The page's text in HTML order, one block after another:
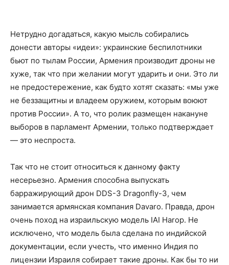
Нетрудно догадаться, какую мысль собирались
донести авторы «идеи»: украинские беспилотники
бьют по тылам России, Армения производит дроны не
хуже, так что при желании могут ударить и они. Это ли
не предостережение, как будто хотят сказать: «мы уже
не беззащитны и владеем оружием, которым воюют
против России». А то, что ролик размещен накануне
выборов в парламент Армении, только подтверждает
— это неспроста.
Так что не стоит относиться к данному факту
несерьезно. Армения способна выпускать
барражирующий дрон DDS-3 Dragonfly-3, чем
занимается армянская компания Davaro. Правда, дрон
очень поход на израильскую модель IAI Harop. Не
исключено, что модель была сделана по индийской
документации, если учесть, что именно Индия по
лицензии Израиля собирает такие дроны. Как бы то ни